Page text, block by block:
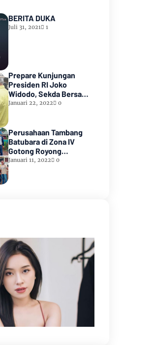
BERITA DUKA
Juli 31, 2021 1
Prepare Kunjungan
Presiden RI Joko
Widodo, Sekda Bersama
Forkopimda Muara Enim
Januari 22, 2022 0
Perusahaan Tambang
Batubara di Zona IV
Gotong Royong
Memperbaiki Jalan
Januari 11, 2022 0